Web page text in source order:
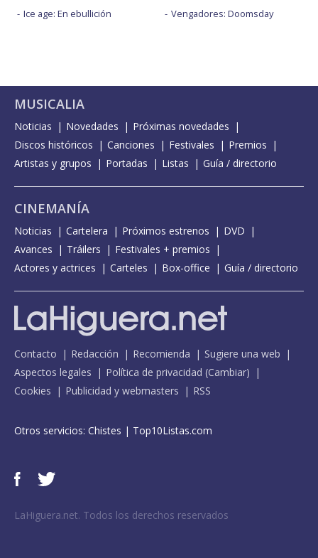
Ice age: En ebullición
Vengadores: Doomsday
MUSICALIA
Noticias Novedades
Próximas novedades
Discos históricos
Canciones Festivales
Premios
Artistas y grupos
Portadas Listas Guía / directorio
CINEMANÍA
Noticias Cartelera Próximos estrenos
DVD
Avances
Tráilers
Festivales + premios
Actores y actrices
Carteles Box-office Guía / directorio
Contacto Redacción Recomienda
Sugiere una web
Aspectos legales
Política de privacidad (Cambiar)
Cookies
Publicidad y webmasters RSS
Otros servicios: Chistes | Top10Listas.com
LaHiguera.net. Todos los derechos reservados